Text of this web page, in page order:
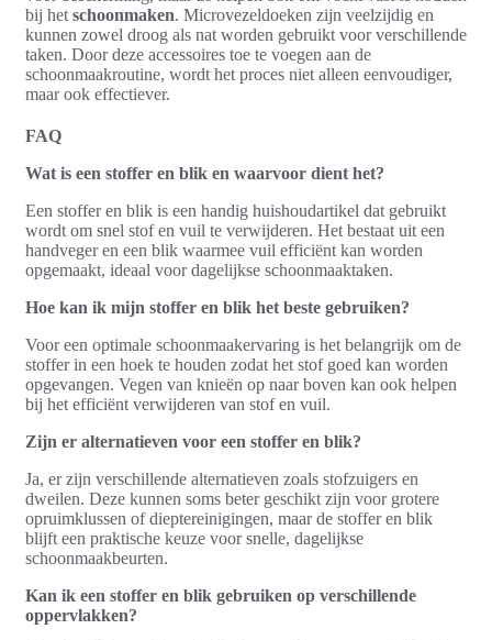
bij het schoonmaken. Microvezeldoeken zijn veelzijdig en
kunnen zowel droog als nat worden gebruikt voor verschillende
taken. Door deze accessoires toe te voegen aan de
schoonmaakroutine, wordt het proces niet alleen eenvoudiger,
maar ook effectiever.
FAQ
Wat is een stoffer en blik en waarvoor dient het?
Een stoffer en blik is een handig huishoudartikel dat gebruikt
wordt om snel stof en vuil te verwijderen. Het bestaat uit een
handveger en een blik waarmee vuil efficiënt kan worden
opgemaakt, ideaal voor dagelijkse schoonmaaktaken.
Hoe kan ik mijn stoffer en blik het beste gebruiken?
Voor een optimale schoonmaakervaring is het belangrijk om de
stoffer in een hoek te houden zodat het stof goed kan worden
opgevangen. Vegen van knieën op naar boven kan ook helpen
bij het efficiënt verwijderen van stof en vuil.
Zijn er alternatieven voor een stoffer en blik?
Ja, er zijn verschillende alternatieven zoals stofzuigers en
dweilen. Deze kunnen soms beter geschikt zijn voor grotere
opruimklussen of dieptereinigingen, maar de stoffer en blik
blijft een praktische keuze voor snelle, dagelijkse
schoonmaakbeurten.
Kan ik een stoffer en blik gebruiken op verschillende
oppervlakken?